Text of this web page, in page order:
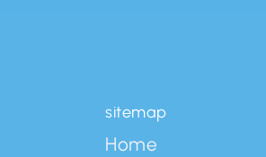
sitemap
Home